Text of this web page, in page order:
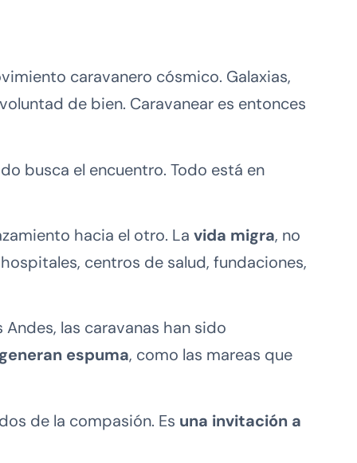
caravanero cósmico. Galaxias,
de bien. Caravanear es entonces
busca el encuentro. Todo está en
hacia el otro. La vida migra, no
centros de salud, fundaciones,
las caravanas han sido
espuma, como las mareas que
de la compasión. Es una invitación a